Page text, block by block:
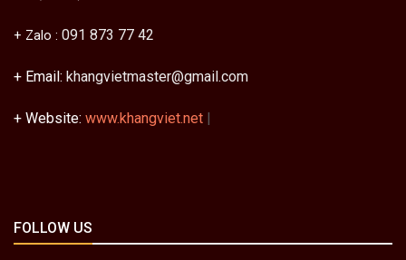
+ Zalo : 091 873 77 42
+ Email: khangvietmaster@gmail.com
+ Website: www.khangviet.net |
FOLLOW US